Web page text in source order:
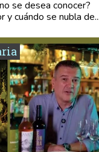
se desea conocer?
y cuándo se nubla de...